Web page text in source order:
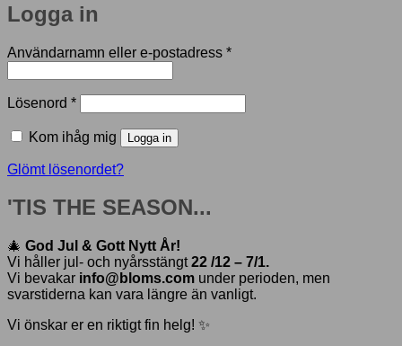
Logga in
Användarnamn eller e-postadress *Obligatoriskt
Lösenord *Obligatoriskt
Kom ihåg mig Logga in
Glömt lösenordet?
'TIS THE SEASON...
🎄 God Jul & Gott Nytt År!
Vi håller jul- och nyårsstängt22 /12 – 7/1.
Vi bevakar info@bloms.com under perioden, men
svarstiderna kan vara längre än vanligt.
Vi önskar er en riktigt fin helg! ✨